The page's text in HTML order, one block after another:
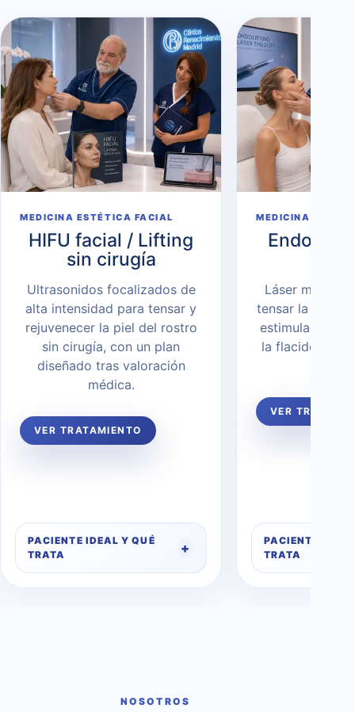
MEDICINA ESTÉTICA FACIAL
HIFU facial / Lifting
sin cirugía
Ultrasonidos focalizados de
alta intensidad para tensar y
rejuvenecer la piel del rostro
sin cirugía, con un plan
diseñado tras valoración
médica.
VER TRATAMIENTO
PACIENTE IDEAL Y QUÉ
TRATA
MEDICINA
Láser
tensar la piel
estimular
la flacidez
VER
PACIENTE
TRATA
NOSOTROS